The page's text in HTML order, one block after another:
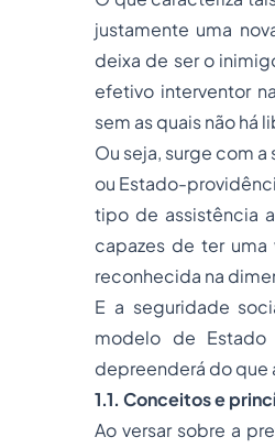
justamente uma
deixa de ser o
efetivo interventor
sem as quais não há
Ou seja, surge com
ou Estado-
tipo de assistência
capazes de ter
reconhecida na
E a seguridade
modelo de
depreenderá do que
1.1. Conceitos e
Ao versar sobre a